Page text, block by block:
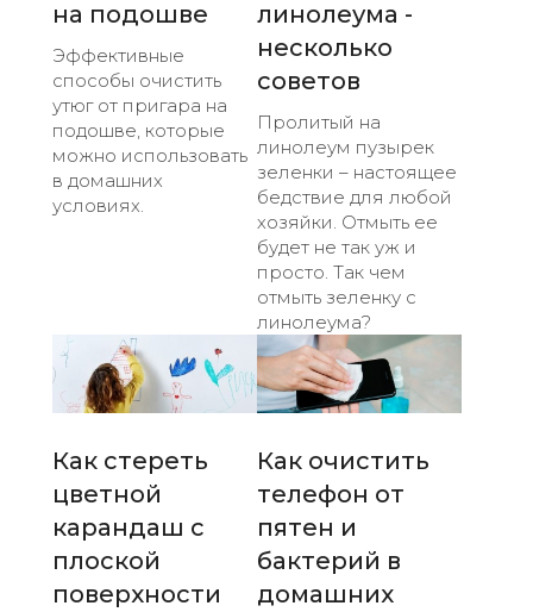
на подошве
Эффективные
способы очистить
утюг от пригара на
подошве, которые
можно использовать
в домашних
условиях.
линолеума -
несколько
советов
Пролитый на
линолеум пузырек
зеленки – настоящее
бедствие для любой
хозяйки. Отмыть ее
будет не так уж и
просто. Так чем
отмыть зеленку с
линолеума?
Как стереть
цветной
карандаш с
плоской
поверхности
Как очистить
телефон от
пятен и
бактерий в
домашних